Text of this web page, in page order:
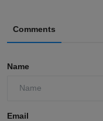
Comments
Name
Email